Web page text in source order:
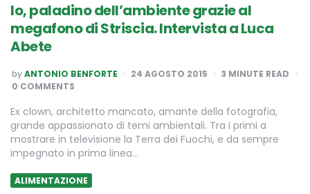
Io, paladino dell’ambiente grazie al
megafono di Striscia. Intervista a Luca
Abete
POSTED
BY
byANTONIO BENFORTE 24 AGOSTO 2015 3 MINUTE READ
0 COMMENTS
Ex clown, architetto mancato, amante della fotografia,
grande appassionato di temi ambientali. Tra i primi a
mostrare in televisione la Terra dei Fuochi, e da sempre
impegnato in prima linea…
ALIMENTAZIONE